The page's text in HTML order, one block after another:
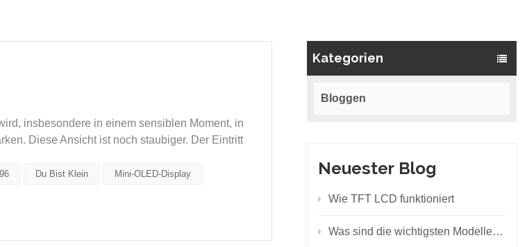
Kategorien
Bloggen
Neuester Blog
Wie TFT LCD funktioniert
Was sind die wichtigsten Modelle von SMD-LEDs?
insbesondere in einem sensiblen Moment, in
Diese Ansicht ist noch staubiger. Der Eintritt
Du Bist Klein Mini-OLED-Display